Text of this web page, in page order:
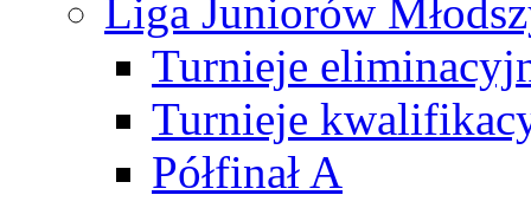
Liga Juniorów
Turnieje
Turnieje
Półfinał A